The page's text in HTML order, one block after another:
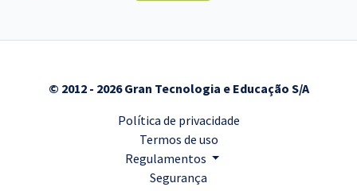
© 2012 - 2026 Gran Tecnologia e Educação S/A
Política de privacidade
Termos de uso
Regulamentos
Segurança